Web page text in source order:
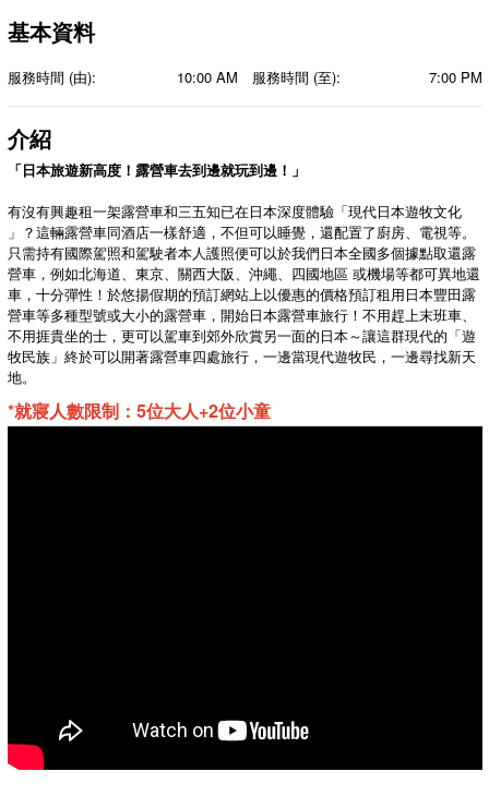
生日期、國際車牌號碼、國際車牌有效日期、國際車牌副本、
如有指定的驅動車型，請於預訂時申請，最終決定權一律取車
為了公共及個人安全，露營車內只可以烹煮食材簡易，如：煲
飲用水或水煮等。如需要煮食重味道的食物或使用油煮食。必
客人需妥善清洗已使用廚具/設施，否則供應商有權收取清潔
費。
客人需自行處理廚餘及帶有油份的水份，不得於車內水槽倒
入，否則供應商有權收取清潔費。
露營車為禁煙車輛，不得於車內吸煙。
租車費用已經出租車的使用費、衛星定位駕駛導航系統 (GPS)
、消費稅及保險。
車內的衛星定位駕駛導航系統 (GPS) 提供日、英語音提示。
人還車時需加滿油再歸還,否則車公司將會收取有關費用。
若出租車輛發生故障而不能行駛,請即致電取車 / 還車之店鋪尋
款),將會影響日後租賃服務,如因此原因而於未能完成領車手續,
所有支付的租車費用,本公司恕不退還。
基本資料
服務時間 (由): 10:00 AM 服務時間 (至): 7:00 PM
介紹
「日本旅遊新高度！露營車去到邊就玩到邊！」
有沒有興趣租一架露營車和三五知已在日本深度體驗「現代日本遊牧文化
」？這輛露營車同酒店一樣舒適，不但可以睡覺，還配置了廚房、電視等。
只需持有國際駕照和駕駛者本人護照便可以於我們日本全國多個據點取還露
營車，例如北海道、東京、關西大阪、沖繩、四國地區 或機場等都可異地還
車，十分彈性！於悠揚假期的預訂網站上以優惠的價格預訂租用日本豐田露
營車等多種型號或大小的露營車，開始日本露營車旅行！不用趕上末班車、
不用捱貴坐的士，更可以駕車到郊外欣賞另一面的日本～讓這群現代的「遊
牧民族」終於可以開著露營車四處旅行，一邊當現代遊牧民，一邊尋找新天
地。
*就寢人數限制：5位大人+2位小童